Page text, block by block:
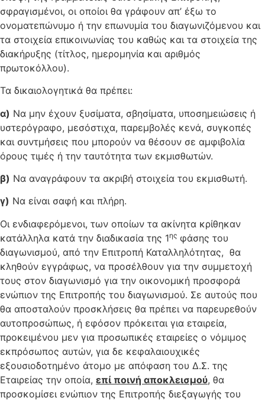
σφραγισμένοι, οι οποίοι θα γράφουν απ’ έξω το
ονοματεπώνυμο ή την επωνυμία του διαγωνιζόμενου και
τα στοιχεία επικοινωνίας του καθώς και τα στοιχεία της
διακήρυξης (τίτλος, ημερομηνία και αριθμός
πρωτοκόλλου).
Τα δικαιολογητικά θα πρέπει:
α) Να μην έχουν ξυσίματα, σβησίματα, υποσημειώσεις ή
υστερόγραφο, μεσόστιχα, παρεμβολές κενά, συγκοπές
και συντμήσεις που μπορούν να θέσουν σε αμφιβολία
όρους τιμές ή την ταυτότητα των εκμισθωτών.
β) Να αναγράφουν τα ακριβή στοιχεία του εκμισθωτή.
γ) Να είναι σαφή και πλήρη.
Οι ενδιαφερόμενοι, των οποίων τα ακίνητα κρίθηκαν
κατάλληλα κατά την διαδικασία της 1ης φάσης του
διαγωνισμού, από την Επιτροπή Καταλληλότητας, θα
κληθούν εγγράφως, να προσέλθουν για την συμμετοχή
τους στον διαγωνισμό για την οικονομική προσφορά
ενώπιον της Επιτροπής του διαγωνισμού. Σε αυτούς που
θα αποσταλούν προσκλήσεις θα πρέπει να παρευρεθούν
αυτοπροσώπως, ή εφόσον πρόκειται για εταιρεία,
προκειμένου μεν για προσωπικές εταιρείες ο νόμιμος
εκπρόσωπος αυτών, για δε κεφαλαιουχικές
εξουσιοδοτημένο άτομο με απόφαση του Δ.Σ. της
Εταιρείας την οποία, επί ποινή αποκλεισμού, θα
προσκομίσει ενώπιον της Επιτροπής διεξαγωγής του